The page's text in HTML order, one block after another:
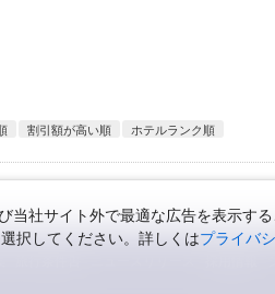
割引額が高い順 ホテルランク順
当社サイト外で最適な広告を表示す
択してください。詳しくはプライバ